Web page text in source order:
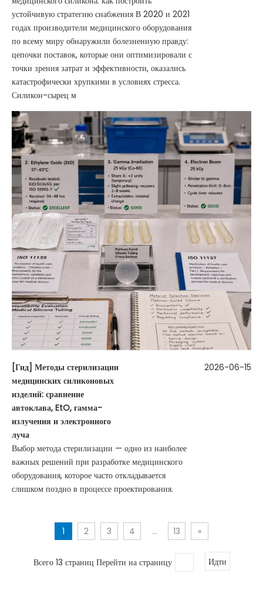
устойчивую стратегию снабжения В 2020 и 2021
годах производители медицинского оборудования
по всему миру обнаружили болезненную правду:
цепочки поставок, которые они оптимизировали с
точки зрения затрат и эффективности, оказались
катастрофически хрупкими в условиях стресса.
Силикон-сырец м
[Гид] Методы стерилизации
медицинских силиконовых
изделий: сравнение
автоклава, EtO, гамма-
излучения и электронного
луча
Выбор метода стерилизации — одно из наиболее
важных решений при разработке медицинского
оборудования, которое часто откладывается
слишком поздно в процессе проектирования.
2026-06-15
1 2 3 4 ... 13 »
Всего 13 страниц Перейти на страницу Идти